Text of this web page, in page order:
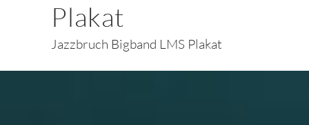
Plakat
Jazzbruch Bigband LMS Plakat